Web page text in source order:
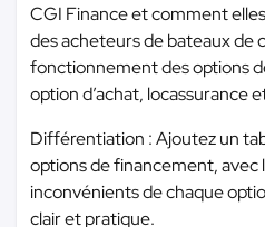
CGI Finance et comment
des acheteurs de bateaux de
fonctionnement des options
option d’achat, locassurance
Différentiation : Ajoutez un
options de financement, avec
inconvénients de chaque
clair et pratique.